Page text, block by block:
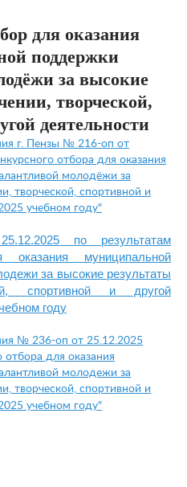
для оказания
поддержки
за высокие
творческой,
деятельности
г. Пензы № 216-оп от
отбора для оказания
молодёжи за
творческой, спортивной и
учебном году"
по результатам
оказания муниципальной
за высокие результаты
спортивной и другой
году
№ 236-оп от 25.12.2025
отбора для оказания
молодежи за
творческой, спортивной и
учебном году"